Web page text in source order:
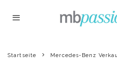
Startseite Mercedes-Benz